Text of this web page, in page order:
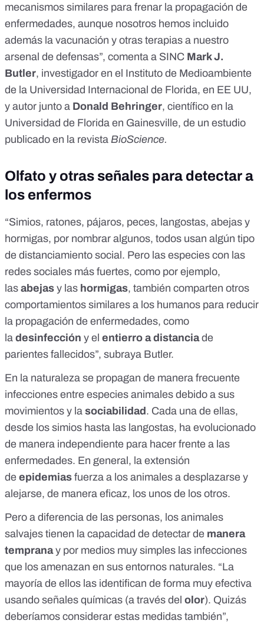
mecanismos similares para frenar la propagación de
enfermedades, aunque nosotros hemos incluido
además la vacunación y otras terapias a nuestro
arsenal de defensas”, comenta a SINC Mark J.
Butler, investigador en el Instituto de Medioambiente
de la Universidad Internacional de Florida, en EE UU,
y autor junto a Donald Behringer, científico en la
Universidad de Florida en Gainesville, de un estudio
publicado en la revista BioScience.
Olfato y otras señales para detectar a
los enfermos
“Simios, ratones, pájaros, peces, langostas, abejas y
hormigas, por nombrar algunos, todos usan algún tipo
de distanciamiento social. Pero las especies con las
redes sociales más fuertes, como por ejemplo,
las abejas y las hormigas, también comparten otros
comportamientos similares a los humanos para reducir
la propagación de enfermedades, como
la desinfección y el entierro a distanciade
parientes fallecidos”, subraya Butler.
En la naturaleza se propagan de manera frecuente
infecciones entre especies animales debido a sus
movimientos y la sociabilidad . Cada una de ellas,
desde los simios hasta las langostas, ha evolucionado
de manera independiente para hacer frente a las
enfermedades. En general, la extensión
de epidemias fuerza a los animales a desplazarse y
alejarse, de manera eficaz, los unos de los otros.
Pero a diferencia de las personas, los animales
salvajes tienen la capacidad de detectar de manera
tempranay por medios muy simples las infecciones
que los amenazan en sus entornos naturales. “La
mayoría de ellos las identifican de forma muy efectiva
usando señales químicas (a través del olor). Quizás
deberíamos considerar estas medidas también”,